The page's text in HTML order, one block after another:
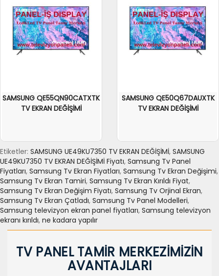
SAMSUNG QE55QN90CATXTK
TV EKRAN DEĞİŞİMİ
SAMSUNG QE50Q67DAUXTK
TV EKRAN DEĞİŞİMİ
Etiketler: SAMSUNG UE49KU7350 TV EKRAN DEĞİŞİMİ, SAMSUNG
UE49KU7350 TV EKRAN DEĞİŞİMİ Fiyatı, Samsung Tv Panel
Fiyatları, Samsung Tv Ekran Fiyatları, Samsung Tv Ekran Değişimi,
Samsung Tv Ekran Tamiri, Samsung Tv Ekran Kırıldı Fiyat,
Samsung Tv Ekran Değişim Fiyatı, Samsung Tv Orjinal Ekran,
Samsung Tv Ekran Çatladı, Samsung Tv Panel Modelleri,
Samsung televizyon ekran panel fiyatları, Samsung televizyon
ekranı kırıldı, ne kadara yapılır
TV PANEL TAMİR MERKEZİMİZİN
AVANTAJLARI